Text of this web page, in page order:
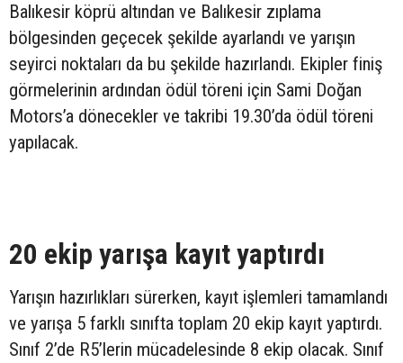
Balıkesir köprü altından ve Balıkesir zıplama
bölgesinden geçecek şekilde ayarlandı ve yarışın
seyirci noktaları da bu şekilde hazırlandı. Ekipler finiş
görmelerinin ardından ödül töreni için Sami Doğan
Motors’a dönecekler ve takribi 19.30’da ödül töreni
yapılacak.
20 ekip yarışa kayıt yaptırdı
Yarışın hazırlıkları sürerken, kayıt işlemleri tamamlandı
ve yarışa 5 farklı sınıfta toplam 20 ekip kayıt yaptırdı.
Sınıf 2’de R5’lerin mücadelesinde 8 ekip olacak. Sınıf